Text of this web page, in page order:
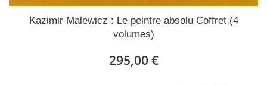
Kazimir Malewicz : Le peintre absolu Coffret (4
volumes)
295,00 €